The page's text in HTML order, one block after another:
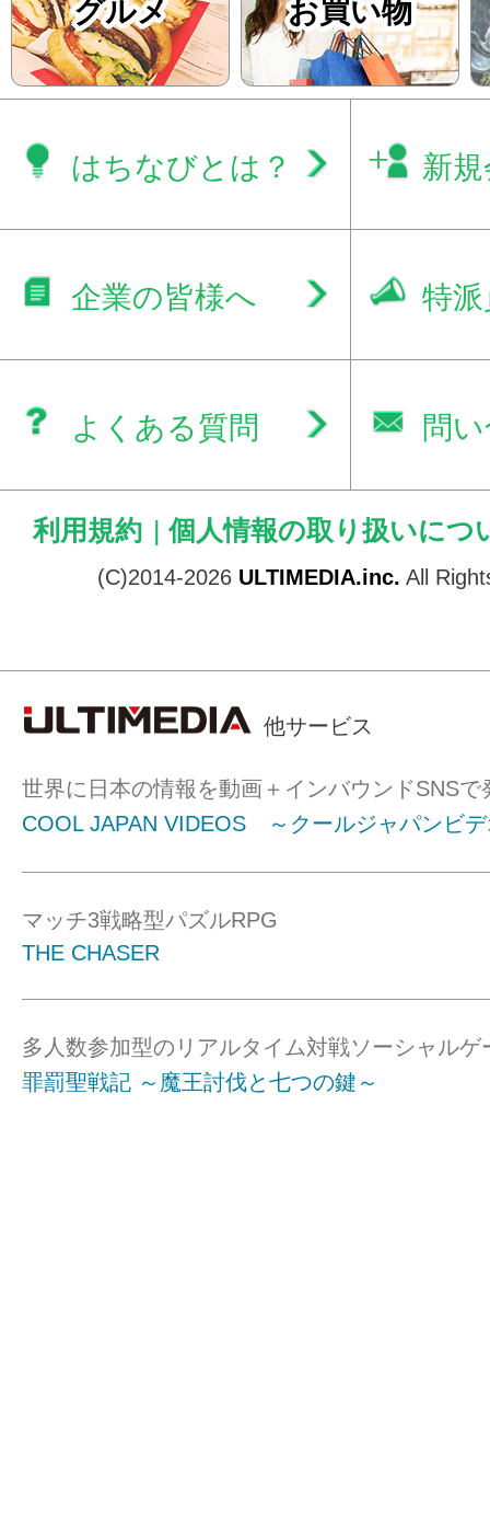
グルメ お買い物
はちなびとは？ 新
企業の皆様へ 特
よくある質問 問
利用規約 | 個人情報の取り扱いにつ
(C)2014-2026 ULTIMEDIA.inc. All
他サービス
世界に日本の情報を動画＋インバウンドSNSで
COOL JAPAN VIDEOS ～クールジャパンビ
マッチ3戦略型パズルRPG
THE CHASER
多人数参加型のリアルタイム対戦ソーシャルゲ
罪罰聖戦記 ～魔王討伐と七つの鍵～